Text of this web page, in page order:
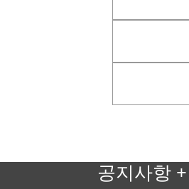
공지사항 +